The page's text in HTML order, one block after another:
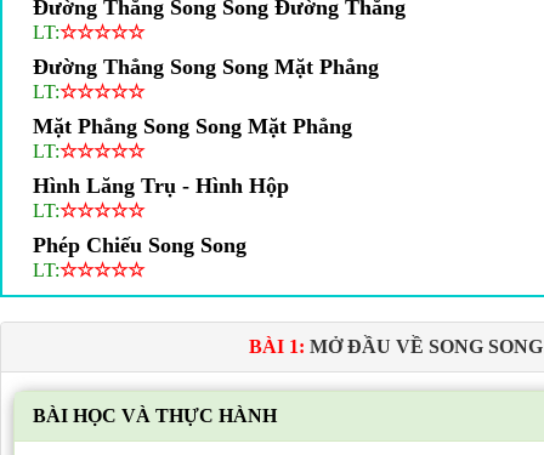
Đường Thẳng Song Song Đường Thẳng
LT:☆☆☆☆☆
Đường Thẳng Song Song Mặt Phẳng
LT:☆☆☆☆☆
Mặt Phẳng Song Song Mặt Phẳng
LT:☆☆☆☆☆
Hình Lăng Trụ - Hình Hộp
LT:☆☆☆☆☆
Phép Chiếu Song Song
LT:☆☆☆☆☆
BÀI 1: MỞ ĐẦU VỀ SONG
BÀI HỌC VÀ THỰC HÀNH